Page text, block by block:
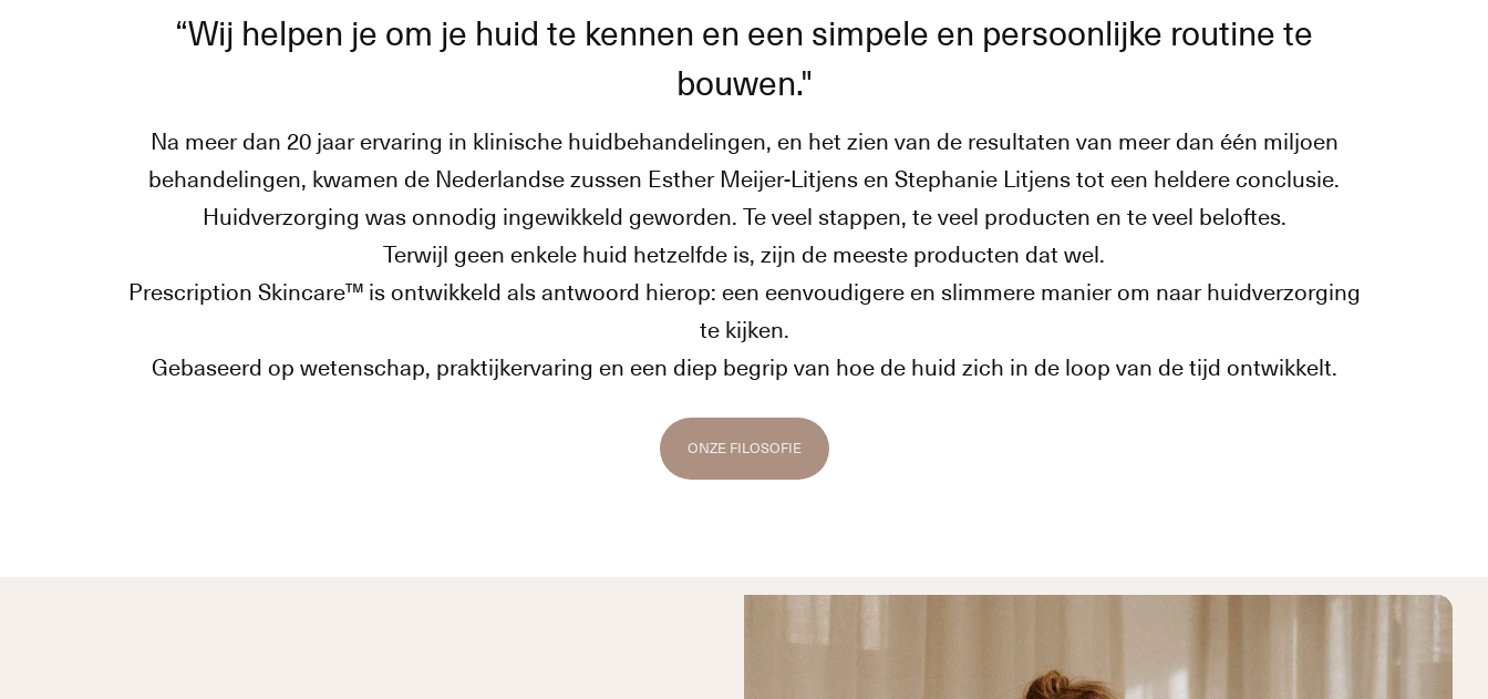
“Wij helpen je om je huid te kennen en een simpele en persoonlijke routine te
bouwen."
Na meer dan 20 jaar ervaring in klinische huidbehandelingen, en het zien van de resultaten van meer dan één miljoen
behandelingen, kwamen de Nederlandse zussen Esther Meijer-Litjens en Stephanie Litjens tot een heldere conclusie.
Huidverzorging was onnodig ingewikkeld geworden. Te veel stappen, te veel producten en te veel beloftes.
Terwijl geen enkele huid hetzelfde is, zijn de meeste producten dat wel.
Prescription Skincare™ is ontwikkeld als antwoord hierop: een eenvoudigere en slimmere manier om naar huidverzorging
te kijken.
Gebaseerd op wetenschap, praktijkervaring en een diep begrip van hoe de huid zich in de loop van de tijd ontwikkelt.
ONZE FILOSOFIE